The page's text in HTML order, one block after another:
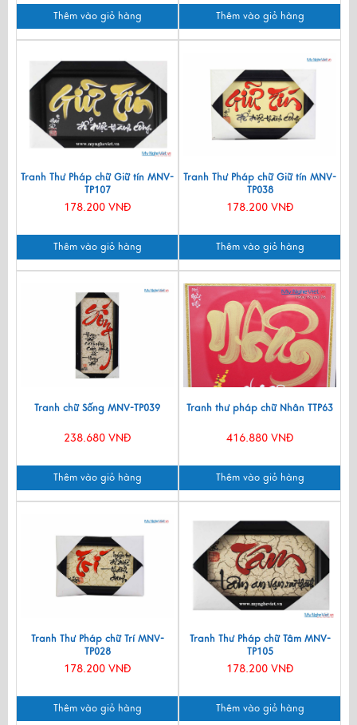
Thêm vào giỏ hàng Thêm vào giỏ hàng
Tranh Thư Pháp chữ Giữ tín MNV-
TP107
178.200 VNĐ
Thêm vào giỏ hàng
Tranh Thư Pháp chữ Giữ tín MNV-
TP038
178.200 VNĐ
Thêm vào giỏ hàng
Tranh chữ Sống MNV-TP039
238.680 VNĐ
Thêm vào giỏ hàng
Tranh thư pháp chữ Nhân TTP63
416.880 VNĐ
Thêm vào giỏ hàng
Tranh Thư Pháp chữ Trí MNV-
TP028
178.200 VNĐ
Thêm vào giỏ hàng
Tranh Thư Pháp chữ Tâm MNV-
TP105
178.200 VNĐ
Thêm vào giỏ hàng